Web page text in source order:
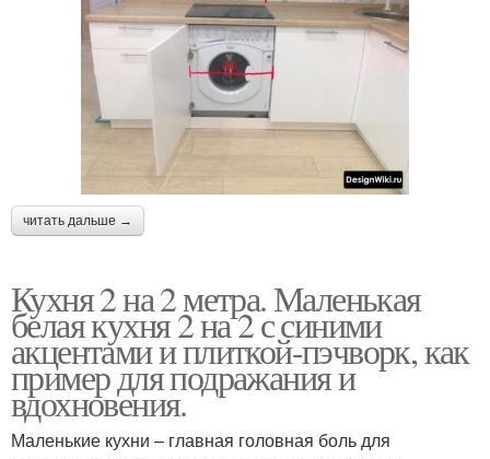
читать дальше →
Кухня 2 на 2 метра. Маленькая
белая кухня 2 на 2 с синими
акцентами и плиткой-пэчворк, как
пример для подражания и
вдохновения.
Маленькие кухни – главная головная боль для